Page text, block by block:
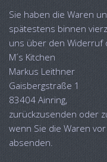
Sie haben die Waren
spätestens binnen
uns über den Widerruf
M´s Kitchen
Markus Leithner
Gaisbergstraße 1
83404 Ainring,
zurückzusenden oder
wenn Sie die Waren
absenden.